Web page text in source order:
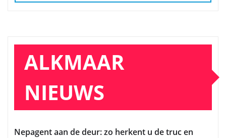
ALKMAAR
NIEUWS
Nepagent aan de deur: zo herkent u de truc en